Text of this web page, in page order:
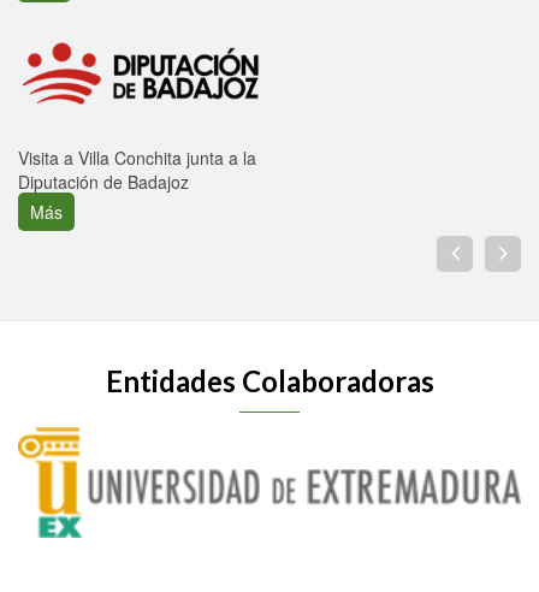
Visita a Villa Conchita junta a la
Diputación de Badajoz
Más
Entidades Colaboradoras